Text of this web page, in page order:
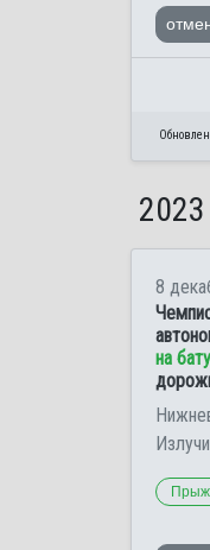
2023
8
на